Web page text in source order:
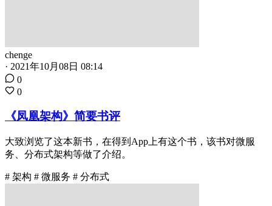
chenge
· 2021年10月08日 08:14
0
0
《凤凰架构》简要书评
大致浏览了这本新书，在得到App上有这个书，该书对微服
务、分布式架构等做了介绍。
# 架构 # 微服务 # 分布式